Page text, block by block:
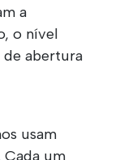
a
o nível
abertura
usam
Cada um